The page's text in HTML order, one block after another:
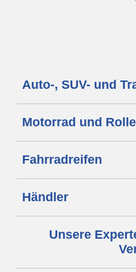
Auto-, SUV- und
Motorrad und
Fahrradreifen
Händler
Unsere